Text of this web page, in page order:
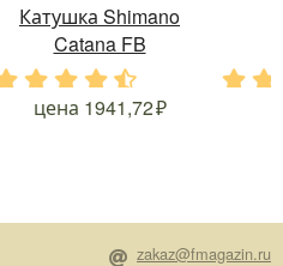
Катушка Shimano
Catana FB
. . . .
цена 1941,72
zakaz@fmagazin.ru